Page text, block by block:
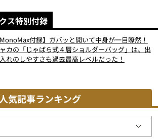
ス特別付録
MonoMax付録】ガバッと開いて中身が一目瞭然！
カの「じゃばら式４層ショルダーバッグ」は、出
れのしやすさも過去最高レベルだった！
気記事ランキング